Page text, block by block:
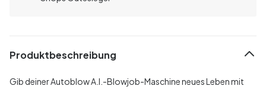
Produktbeschreibung
Gib deiner Autoblow A.I.-Blowjob-Maschine neues Leben mit